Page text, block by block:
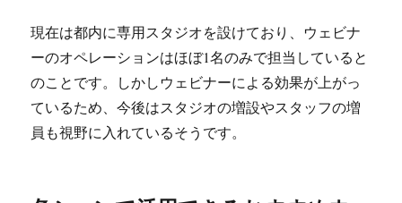
現在は都内に専用スタジオを設けており、ウェビナ
ーのオペレーションはほぼ1名のみで担当していると
のことです。しかしウェビナーによる効果が上がっ
ているため、今後はスタジオの増設やスタッフの増
員も視野に入れているそうです。